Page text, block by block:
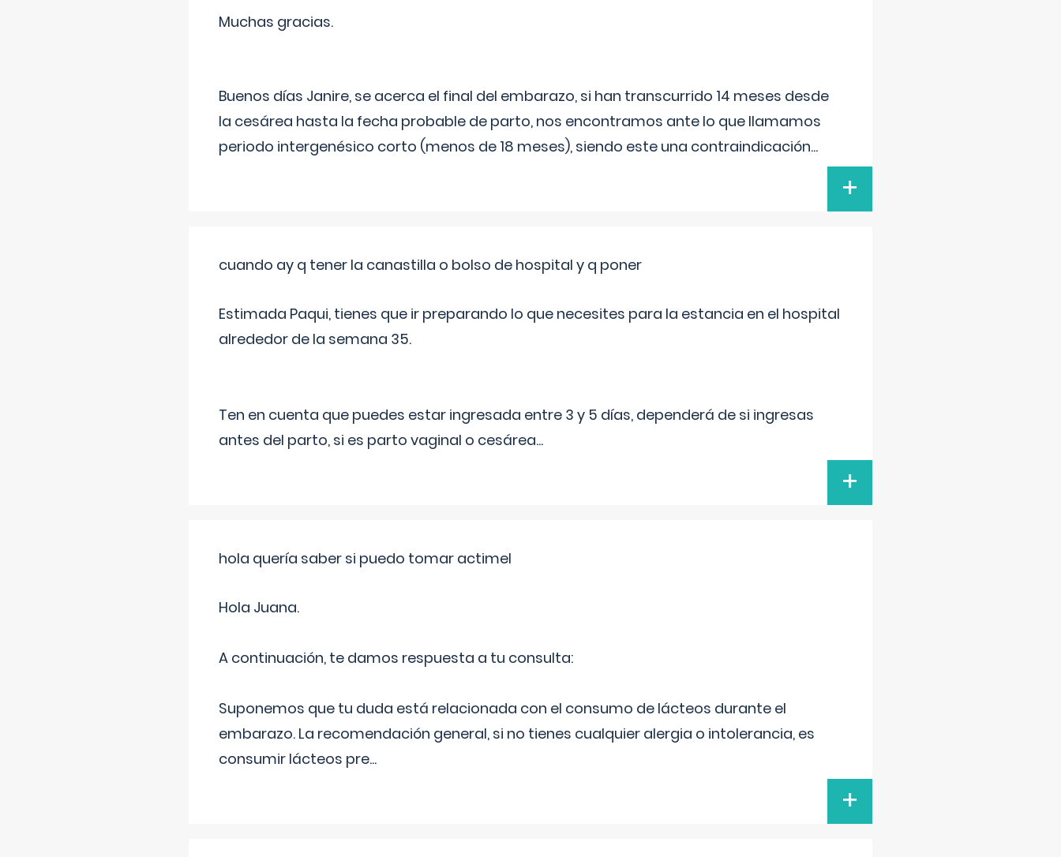
Muchas gracias.
Buenos días Janire, se acerca el final del embarazo, si han transcurrido 14 meses desde
la cesárea hasta la fecha probable de parto, nos encontramos ante lo que llamamos
periodo intergenésico corto (menos de 18 meses), siendo este una contraindicación...
+
cuando ay q tener la canastilla o bolso de hospital y q poner
Estimada Paqui, tienes que ir preparando lo que necesites para la estancia en el hospital
alrededor de la semana 35.
Ten en cuenta que puedes estar ingresada entre 3 y 5 días, dependerá de si ingresas
antes del parto, si es parto vaginal o cesárea...
+
hola quería saber si puedo tomar actimel
Hola Juana.
A continuación, te damos respuesta a tu consulta:
Suponemos que tu duda está relacionada con el consumo de lácteos durante el
embarazo. La recomendación general, si no tienes cualquier alergia o intolerancia, es
consumir lácteos pre...
+